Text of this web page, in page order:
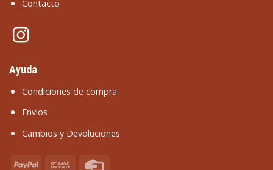
Contacto
Ayuda
Condiciones de compra
Envios
Cambios y Devoluciones